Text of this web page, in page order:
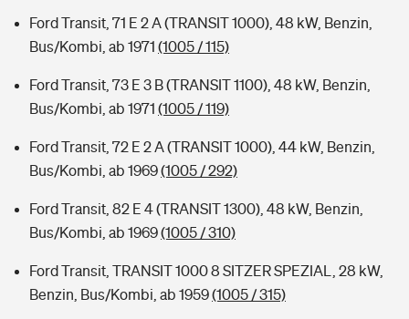
Ford Transit, 71 E 2 A (TRANSIT 1000), 48 kW, Benzin,
Bus/Kombi, ab 1971 (1005 / 115)
Ford Transit, 73 E 3 B (TRANSIT 1100), 48 kW, Benzin,
Bus/Kombi, ab 1971 (1005 / 119)
Ford Transit, 72 E 2 A (TRANSIT 1000), 44 kW, Benzin,
Bus/Kombi, ab 1969(1005 / 292)
Ford Transit, 82 E 4 (TRANSIT 1300), 48 kW, Benzin,
Bus/Kombi, ab 1969(1005 / 310)
Ford Transit, TRANSIT 1000 8 SITZER SPEZIAL, 28 kW,
Benzin, Bus/Kombi, ab 1959(1005 / 315)